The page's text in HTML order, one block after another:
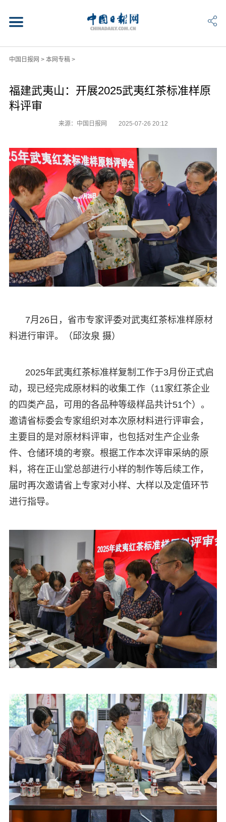
中国日报网 > 本网专稿>
福建武夷山：开展2025武夷红茶标准样原
料评审
来源：中国日报网 2025-07-26 20:12
7月26日，省市专家评委对武夷红茶标准样原材
料进行审评。（邱汝泉 摄）
2025年武夷红茶标准样复制工作于3月份正式启
动，现已经完成原材料的收集工作（11家红茶企业
的四类产品，可用的各品种等级样品共计51个）。
邀请省标委会专家组织对本次原材料进行评审会，
主要目的是对原材料评审，也包括对生产企业条
件、仓储环境的考察。根据工作本次评审采纳的原
料，将在正山堂总部进行小样的制作等后续工作，
届时再次邀请省上专家对小样、大样以及定值环节
进行指导。